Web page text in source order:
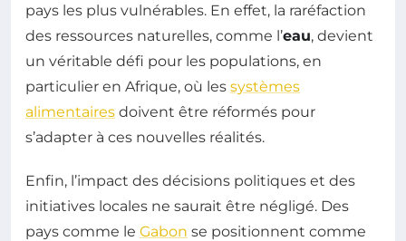
pays les plus vulnérables. En effet, la raréfaction
des ressources naturelles, comme l’eau, devient
un véritable défi pour les populations, en
particulier en Afrique, où les systèmes
alimentaires doivent être réformés pour
s’adapter à ces nouvelles réalités.
Enfin, l’impact des décisions politiques et des
initiatives locales ne saurait être négligé. Des
pays comme le Gabon se positionnent comme